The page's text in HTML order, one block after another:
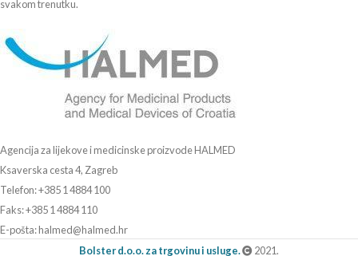
svakom trenutku.
Agencija za lijekove i medicinske proizvode HALMED
Ksaverska cesta 4, Zagreb
Telefon: +385 1 4884 100
Faks: +385 1 4884 110
E-pošta: halmed@halmed.hr
Bolster d.o.o. za trgovinu i usluge.
2021.